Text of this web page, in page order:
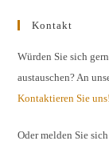
Kontakt
Würden Sie sich
austauschen? An
Kontaktieren Sie uns!
Oder melden Sie